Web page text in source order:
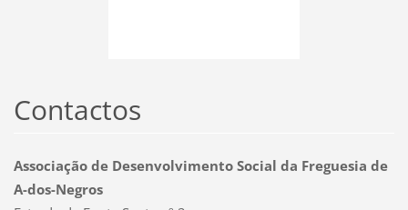
Contactos
Associação de Desenvolvimento Social da Freguesia de
A-dos-Negros